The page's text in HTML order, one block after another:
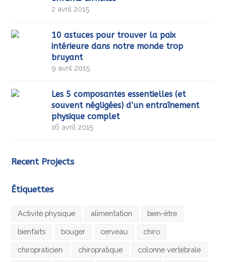
2 avril 2015
10 astuces pour trouver la paix
intérieure dans notre monde trop
bruyant
9 avril 2015
Les 5 composantes essentielles (et
souvent négligées) d’un entraînement
physique complet
16 avril 2015
Recent Projects
Étiquettes
Activité physique alimentation bien-être
bienfaits bouger cerveau chiro
chiropraticien chiropratique colonne vertébrale